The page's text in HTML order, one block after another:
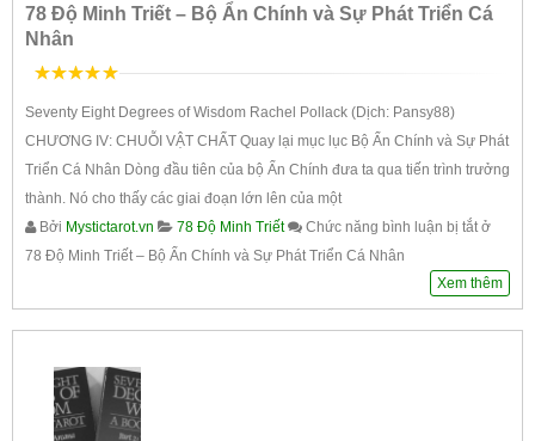
78 Độ Minh Triết – Bộ Ẩn Chính và Sự Phát Triển Cá
Nhân
Seventy Eight Degrees of Wisdom Rachel Pollack (Dịch: Pansy88)
CHƯƠNG IV: CHUỖI VẬT CHẤT Quay lại mục lục Bộ Ẩn Chính và Sự Phát
Triển Cá Nhân Dòng đầu tiên của bộ Ẩn Chính đưa ta qua tiến trình trưởng
thành. Nó cho thấy các giai đoạn lớn lên của một
Bởi Mystictarot.vn 78 Độ Minh Triết Chức năng bình luận bị tắtở
78 Độ Minh Triết – Bộ Ẩn Chính và Sự Phát Triển Cá Nhân
Xem thêm